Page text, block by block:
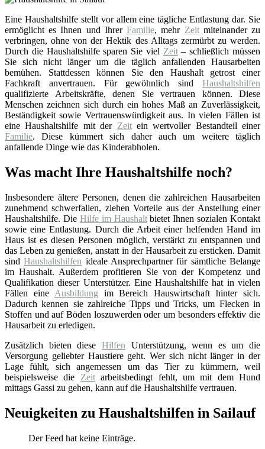
Eine Haushaltshilfe stellt vor allem eine tägliche Entlastung dar. Sie
ermöglicht es Ihnen und IhrerFamilie, mehr Zeitmiteinander zu
verbringen, ohne von der Hektik des Alltags zermürbt zu werden.
Durch die Haushaltshilfe sparen Sie viel Zeit– schließlich müssen
Sie sich nicht länger um die täglich anfallenden Hausarbeiten
bemühen. Stattdessen können Sie den Haushalt getrost einer
Fachkraft anvertrauen. Für gewöhnlich sind Haushaltshilfen
qualifizierte Arbeitskräfte, denen Sie vertrauen können. Diese
Menschen zeichnen sich durch ein hohes Maß an Zuverlässigkeit,
Beständigkeit sowie Vertrauenswürdigkeit aus. In vielen Fällen ist
eine Haushaltshilfe mit der Zeitein wertvoller Bestandteil einer
Familie. Diese kümmert sich daher auch um weitere täglich
anfallende Dinge wie das Kinderabholen.
Was macht Ihre Haushaltshilfe noch?
Insbesondere ältere Personen, denen die zahlreichen Hausarbeiten
zunehmend schwerfallen, ziehen Vorteile aus der Anstellung einer
Haushaltshilfe. Die Hilfe im Haushaltbietet Ihnen sozialen Kontakt
sowie eine Entlastung. Durch die Arbeit einer helfenden Hand im
Haus ist es diesen Personen möglich, verstärkt zu entspannen und
das Leben zu genießen, anstatt in der Hausarbeit zu ersticken. Damit
sindHaushaltshilfen ideale Ansprechpartner für sämtliche Belange
im Haushalt. Außerdem profitieren Sie von der Kompetenz und
Qualifikation dieser Unterstützer. Eine Haushaltshilfe hat in vielen
Fällen eine Ausbildung im Bereich Hauswirtschaft hinter sich.
Dadurch kennen sie zahlreiche Tipps und Tricks, um Flecken in
Stoffen und auf Böden loszuwerden oder um besonders effektiv die
Hausarbeit zu erledigen.
Zusätzlich bieten diese Hilfen Unterstützung, wenn es um die
Versorgung geliebter Haustiere geht. Wer sich nicht länger in der
Lage fühlt, sich angemessen um das Tier zu kümmern, weil
beispielsweise die Zeitarbeitsbedingt fehlt, um mit dem Hund
mittags Gassi zu gehen, kann auf die Haushaltshilfe vertrauen.
Neuigkeiten zu Haushaltshilfen in Sailauf
Der Feed hat keine Einträge.